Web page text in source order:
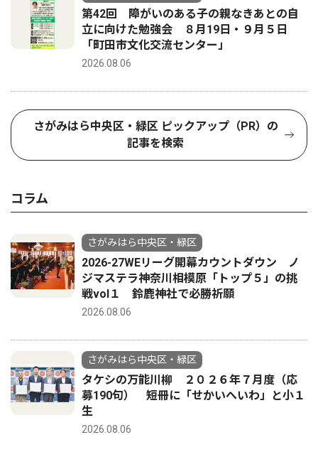
第42回 障がいのある子の親なきあとの自
立に向けた勉強会 ８月19日・９月５日
「町田市文化交流センター」
2026.08.06
さがみはら中央区・緑区 ピックアップ（PR）の
記事を検索
コラム
さがみはら中央区・緑区
2026-27WEリーグ開幕カウントダウン ノ
ジマステラ神奈川相模原「トップ５」の挑
戦vol１ 鈴鹿神社で必勝祈願
2026.08.06
さがみはら中央区・緑区
タケシの万能川柳 ２０２６年７月度（応
募190句） 短冊に「せかいへいわ」と小１
生
2026.08.06